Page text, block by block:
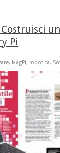
Pi
, MagPi, robotica,